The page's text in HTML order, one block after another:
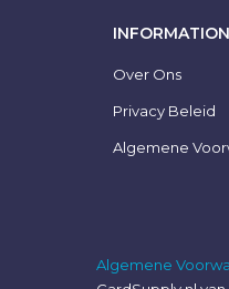
INFORMATION
Over Ons
Privacy Beleid
Algemene
Algemene